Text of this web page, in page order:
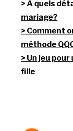
A quels
mariage?
Comment
méthode
Un jeu
fille